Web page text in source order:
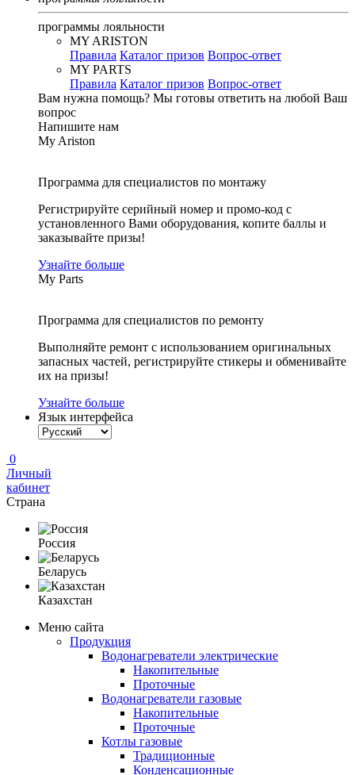
программы лояльности
MY ARISTON
Правила Каталог призов Вопрос-ответ
MY PARTS
Правила Каталог призов Вопрос-ответ
Вам нужна помощь? Мы готовы ответить на любой Ваш
вопрос
Напишите нам
My Ariston
Программа для специалистов по монтажу
Регистрируйте серийный номер и промо-код с
установленного Вами оборудования, копите баллы и
заказывайте призы!
Узнайте больше
My Parts
Программа для специалистов по ремонту
Выполняйте ремонт с использованием оригинальных
запасных частей, регистрируйте стикеры и обменивайте
их на призы!
Узнайте больше
Язык интерфейса
0
Личный
кабинет
Страна
Россия
Беларусь
Казахстан
Меню сайта
Продукция
Водонагреватели электрические
Накопительные
Проточные
Водонагреватели газовые
Накопительные
Проточные
Котлы газовые
Традиционные
Конденсационные